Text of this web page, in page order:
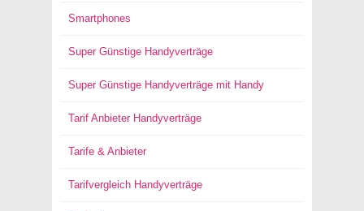
Smartphones
Super Günstige Handyverträge
Super Günstige Handyverträge mit Handy
Tarif Anbieter Handyverträge
Tarife & Anbieter
Tarifvergleich Handyverträge